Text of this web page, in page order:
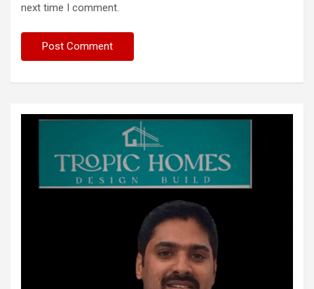
next time I comment.